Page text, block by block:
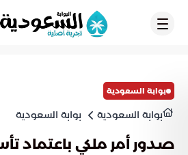
بوابة السعودية
بوابة السعودية بوابة السعودية
صدور أمر ملكي باعتماد